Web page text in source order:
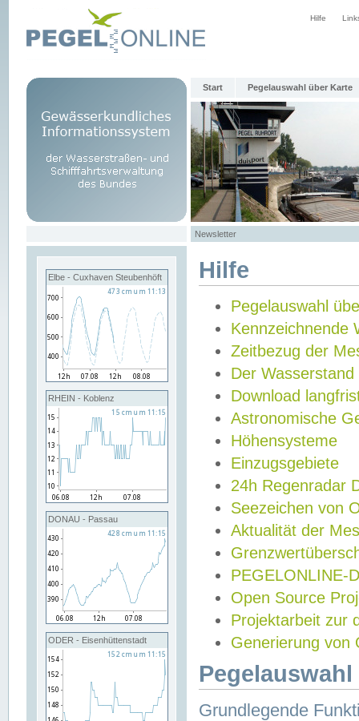
Hilfe
Start Pegelauswahl über Karte
Newsletter
Elbe - Cuxhaven Steubenhöft
RHEIN - Koblenz
DONAU - Passau
ODER - Eisenhüttenstadt
Hilfe
Pegelauswahl
Kennzeichnende
Zeitbezug der
Der Wasserstand
Download
Astronomische
Höhensysteme
Einzugsgebiete
24h Regenradar
Seezeichen von
Aktualität der
PEGELONLINE-
Open Source
Projektarbeit zur
Generierung von
Grundlegende